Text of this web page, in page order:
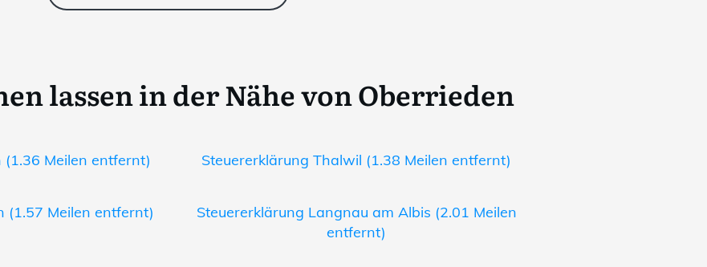
lassen in der Nähe von Oberrieden
Meilen entfernt) Steuererklärung Thalwil (1.38 Meilen entfernt)
(1.57 Meilen entfernt)
Steuererklärung Langnau am Albis (2.01 Meilen
entfernt)